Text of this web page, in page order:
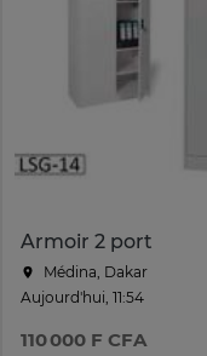
Armoir 2 port
Médina, Dakar
Aujourd'hui, 11:54
110 000 F CFA